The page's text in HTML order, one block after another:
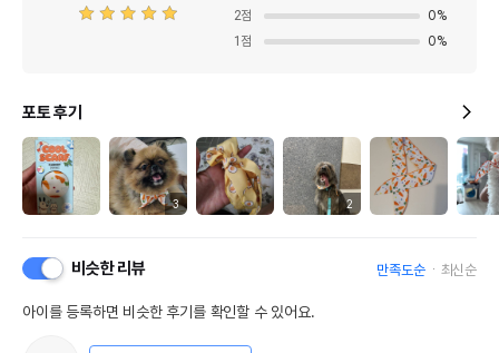
2점 0%
1 점 0%
포토 후기
3 2
비슷한 리뷰 만족도순 최신순
아이를 등록하면 비슷한 후기를 확인할 수 있어요.